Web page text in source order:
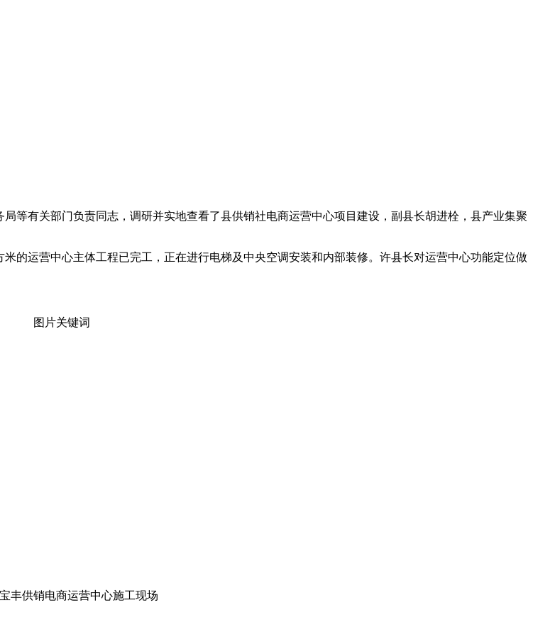
有关部门负责同志，调研并实地查看了县供销社电商运营中心项目建设，副县长胡进栓，县产业集聚
运营中心主体工程已完工，正在进行电梯及中央空调安装和内部装修。许县长对运营中心功能定位做
供销电商运营中心施工现场